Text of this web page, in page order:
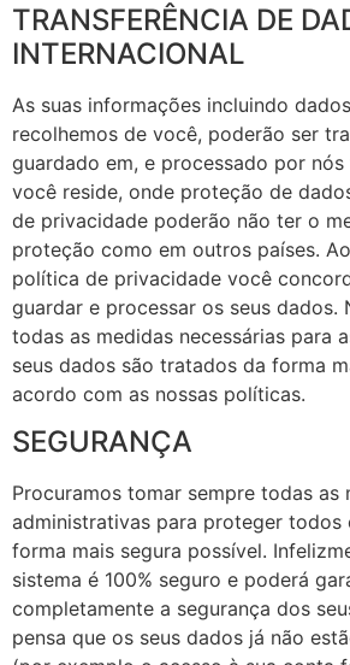
TRANSFERÊNCIA DE
INTERNACIONAL
As suas informações incluindo
recolhemos de você, poderão ser
guardado em, e processado por
você reside, onde proteção de
de privacidade poderão não ter o
proteção como em outros países.
política de privacidade você
guardar e processar os seus dados.
todas as medidas necessárias para
seus dados são tratados da forma
acordo com as nossas políticas.
SEGURANÇA
Procuramos tomar sempre todas as
administrativas para proteger todos
forma mais segura possível.
sistema é 100% seguro e poderá
completamente a segurança dos
pensa que os seus dados já não